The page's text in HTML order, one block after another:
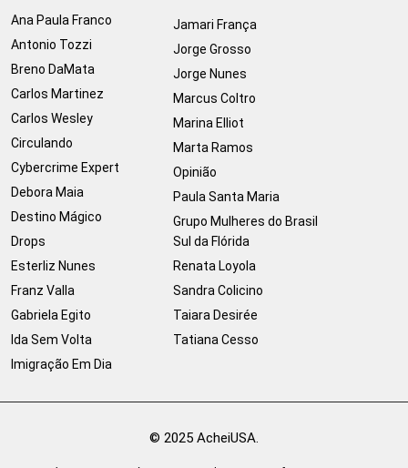
Ana Paula Franco
Antonio Tozzi
Breno DaMata
Carlos Martinez
Carlos Wesley
Circulando
Cybercrime Expert
Debora Maia
Destino Mágico
Drops
Esterliz Nunes
Franz Valla
Gabriela Egito
Ida Sem Volta
Imigração Em Dia
Jamari França
Jorge Grosso
Jorge Nunes
Marcus Coltro
Marina Elliot
Marta Ramos
Opinião
Paula Santa Maria
Grupo Mulheres do Brasil
Sul da Flórida
Renata Loyola
Sandra Colicino
Taiara Desirée
Tatiana Cesso
© 2025 AcheiUSA.